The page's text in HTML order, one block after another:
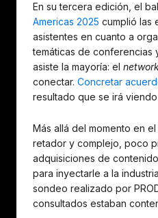
En su tercera edición, el
Americas 2025 cumplió las
asistentes en cuanto a
temáticas de conferencias
asiste la mayoría: el
conectar. Concretar
resultado que se irá
Más allá del momento en
retador y complejo, poco
adquisiciones de
para inyectarle a la
sondeo realizado por
consultados estaban